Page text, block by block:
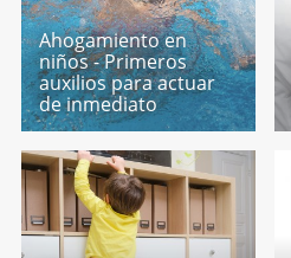
Ahogamiento en
niños - Primeros
auxilios para actuar
de inmediato